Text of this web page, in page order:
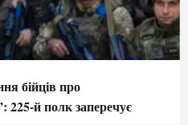
бійців про
225-й полк заперечує